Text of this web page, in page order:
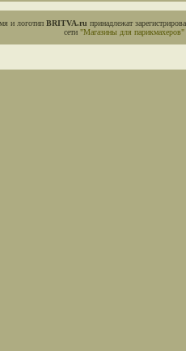
и логотип BRITVA.ru принадлежат
сети "Магазины для парикмахеров"